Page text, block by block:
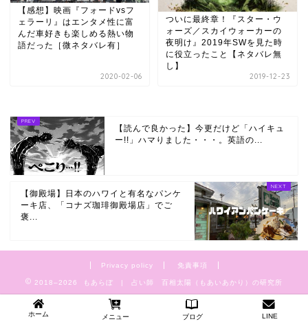
【感想】映画『フォードvsフ
ェラーリ』はエンタメ性に富
んだ車好きも楽しめる熱い物
語だった［微ネタバレ有］
2020-02-06
ついに最終章！『スター・ウ
ォーズ／スカイウォーカーの
夜明け』2019年SWを見た時
に役立ったこと【ネタバレ無
し】
2019-12-23
【読んで良かった】今更だけど「ハイキュ
ー!!」ハマりました・・・。英語の...
【御殿場】日本のハワイと有名なパンケ
ーキ店、「コナズ珈琲御殿場店」でご
褒...
Privacy policy 免責事項
2018–2026 もあらぼ | 占い師 百相太陽（もあいあかり）の研究所
ホーム メニュー ブログ LINE